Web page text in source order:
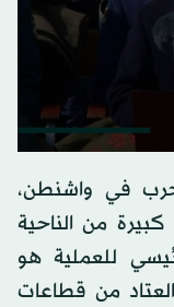
في واشنطن،
من الناحية
للعملية هو
من قطاعات